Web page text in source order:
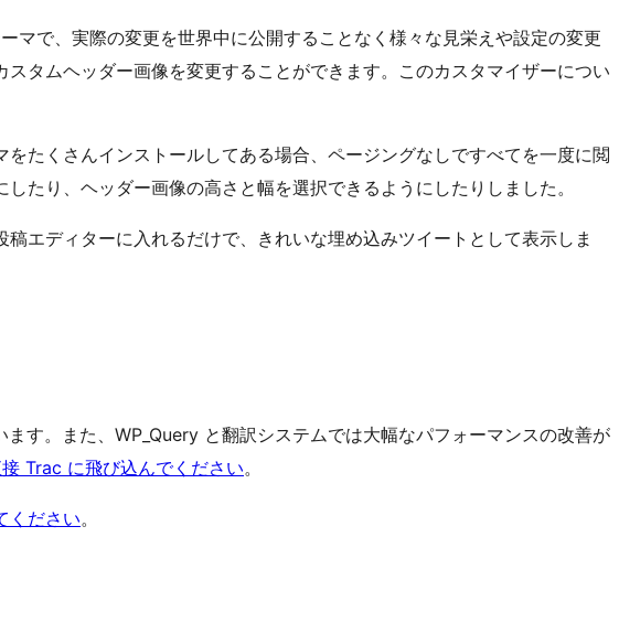
マで、実際の変更を世界中に公開することなく様々な見栄えや設定の変更
タムヘッダー画像を変更することができます。このカスタマイザーについ
たくさんインストールしてある場合、ページングなしですべてを一度に閲
たり、ヘッダー画像の高さと幅を選択できるようにしたりしました。
エディターに入れるだけで、きれいな埋め込みツイートとして表示しま
す。また、WP_Query と翻訳システムでは大幅なパフォーマンスの改善が
Trac に飛び込んでください。
ください。